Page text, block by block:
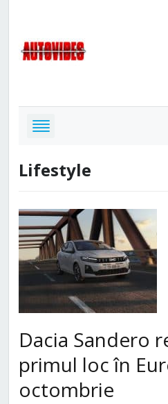
Lifestyle
Dacia Sandero
primul loc în
octombrie